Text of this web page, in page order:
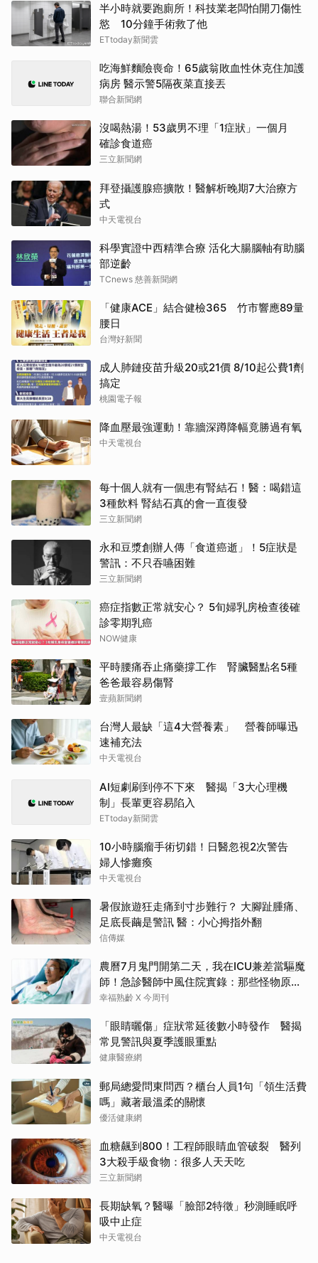
半小時就要跑廁所！科技業老闆怕開刀傷性
慾 10分鐘手術救了他
ETtoday新聞雲
吃海鮮麵險喪命！65歲翁敗血性休克住加護
病房 醫示警5隔夜菜直接丟
聯合新聞網
沒喝熱湯！53歲男不理「1症狀」一個月
確診食道癌
三立新聞網
拜登攝護腺癌擴散！醫解析晚期7大治療方
式
中天電視台
科學實證中西精準合療 活化大腸腦軸有助腦
部逆齡
TCnews 慈善新聞網
「健康ACE」結合健檢365 竹市響應89量
腰日
台灣好新聞
成人肺鏈疫苗升級20或21價 8/10起公費1劑
搞定
桃園電子報
降血壓最強運動！靠牆深蹲降幅竟勝過有氧
中天電視台
每十個人就有一個患有腎結石！醫：喝錯這
3種飲料 腎結石真的會一直復發
三立新聞網
永和豆漿創辦人傳「食道癌逝」！5症狀是
警訊：不只吞嚥困難
三立新聞網
癌症指數正常就安心？ 5旬婦乳房檢查後確
診零期乳癌
NOW健康
平時腰痛吞止痛藥撐工作 腎臟醫點名5種
爸爸最容易傷腎
壹蘋新聞網
台灣人最缺「這4大營養素」 營養師曝迅
速補充法
中天電視台
AI短劇刷到停不下來 醫揭「3大心理機
制」長輩更容易陷入
ETtoday新聞雲
10小時腦瘤手術切錯！日醫忽視2次警告
婦人慘癱瘓
中天電視台
暑假旅遊狂走痛到寸步難行？ 大腳趾腫痛、
足底長繭是警訊 醫：小心拇指外翻
信傳媒
農曆7月鬼門開第二天，我在ICU兼差當驅魔
師！急診醫師中風住院實錄：那些怪物原來
叫譫妄
幸福熟齡 X 今周刊
「眼睛曬傷」症狀常延後數小時發作 醫揭
常見警訊與夏季護眼重點
健康醫療網
郵局總愛問東問西？櫃台人員1句「領生活費
嗎」藏著最溫柔的關懷
優活健康網
血糖飆到800！工程師眼睛血管破裂 醫列
3大殺手級食物：很多人天天吃
三立新聞網
長期缺氧？醫曝「臉部2特徵」秒測睡眠呼
吸中止症
中天電視台